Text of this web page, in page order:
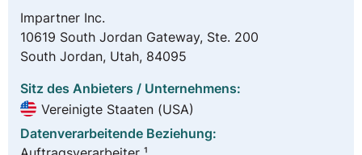
Impartner Inc.
10619 South Jordan Gateway, Ste. 200
South Jordan, Utah, 84095
Sitz des Anbieters / Unternehmens:
Vereinigte Staaten (USA)
Datenverarbeitende Beziehung: